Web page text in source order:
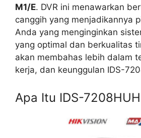
M1/E. DVR ini menawarkan
canggih yang menjadikannya
Anda yang menginginkan
yang optimal dan berkualitas
akan membahas lebih dalam
kerja, dan keunggulan IDS-
Apa Itu IDS-